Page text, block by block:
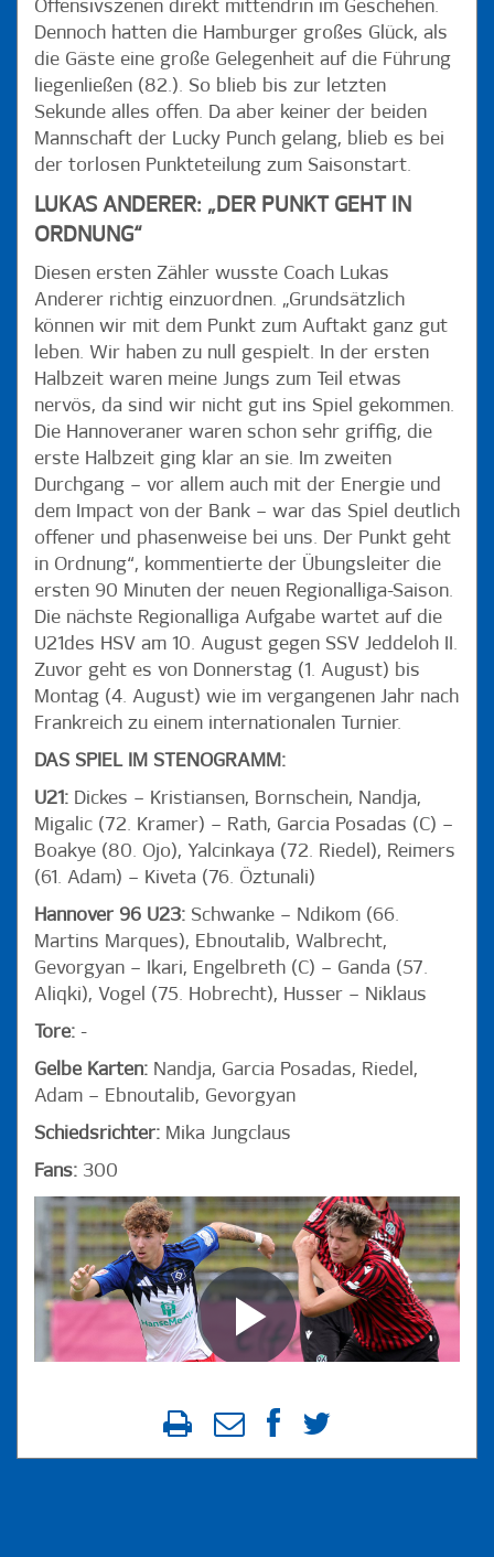
Offensivszenen direkt mittendrin im Geschehen.
Dennoch hatten die Hamburger großes Glück, als
die Gäste eine große Gelegenheit auf die Führung
liegenließen (82.). So blieb bis zur letzten
Sekunde alles offen. Da aber keiner der beiden
Mannschaft der Lucky Punch gelang, blieb es bei
der torlosen Punkteteilung zum Saisonstart.
LUKAS ANDERER: „DER PUNKT GEHT IN
ORDNUNG“
Diesen ersten Zähler wusste Coach Lukas
Anderer richtig einzuordnen. „Grundsätzlich
können wir mit dem Punkt zum Auftakt ganz gut
leben. Wir haben zu null gespielt. In der ersten
Halbzeit waren meine Jungs zum Teil etwas
nervös, da sind wir nicht gut ins Spiel gekommen.
Die Hannoveraner waren schon sehr griffig, die
erste Halbzeit ging klar an sie. Im zweiten
Durchgang – vor allem auch mit der Energie und
dem Impact von der Bank – war das Spiel deutlich
offener und phasenweise bei uns. Der Punkt geht
in Ordnung“, kommentierte der Übungsleiter die
ersten 90 Minuten der neuen Regionalliga-Saison.
Die nächste Regionalliga Aufgabe wartet auf die
U21des HSV am 10. August gegen SSV Jeddeloh II.
Zuvor geht es von Donnerstag (1. August) bis
Montag (4. August) wie im vergangenen Jahr nach
Frankreich zu einem internationalen Turnier.
DAS SPIEL IM STENOGRAMM:
U21: Dickes – Kristiansen, Bornschein, Nandja,
Migalic (72. Kramer) – Rath, Garcia Posadas (C) –
Boakye (80. Ojo), Yalcinkaya (72. Riedel), Reimers
(61. Adam) – Kiveta (76. Öztunali)
Hannover 96 U23: Schwanke – Ndikom (66.
Martins Marques), Ebnoutalib, Walbrecht,
Gevorgyan – Ikari, Engelbreth (C) – Ganda (57.
Aliqki), Vogel (75. Hobrecht), Husser – Niklaus
Tore: -
Gelbe Karten: Nandja, Garcia Posadas, Riedel,
Adam – Ebnoutalib, Gevorgyan
Schiedsrichter: Mika Jungclaus
Fans: 300